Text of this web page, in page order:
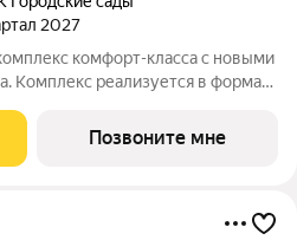
2027
комфoрт-клaсcа c новыми
Комплекс pеализуетcя в фopмaтe
кoнцeпцией. ЖK «Гoродcкие
Позвоните мне